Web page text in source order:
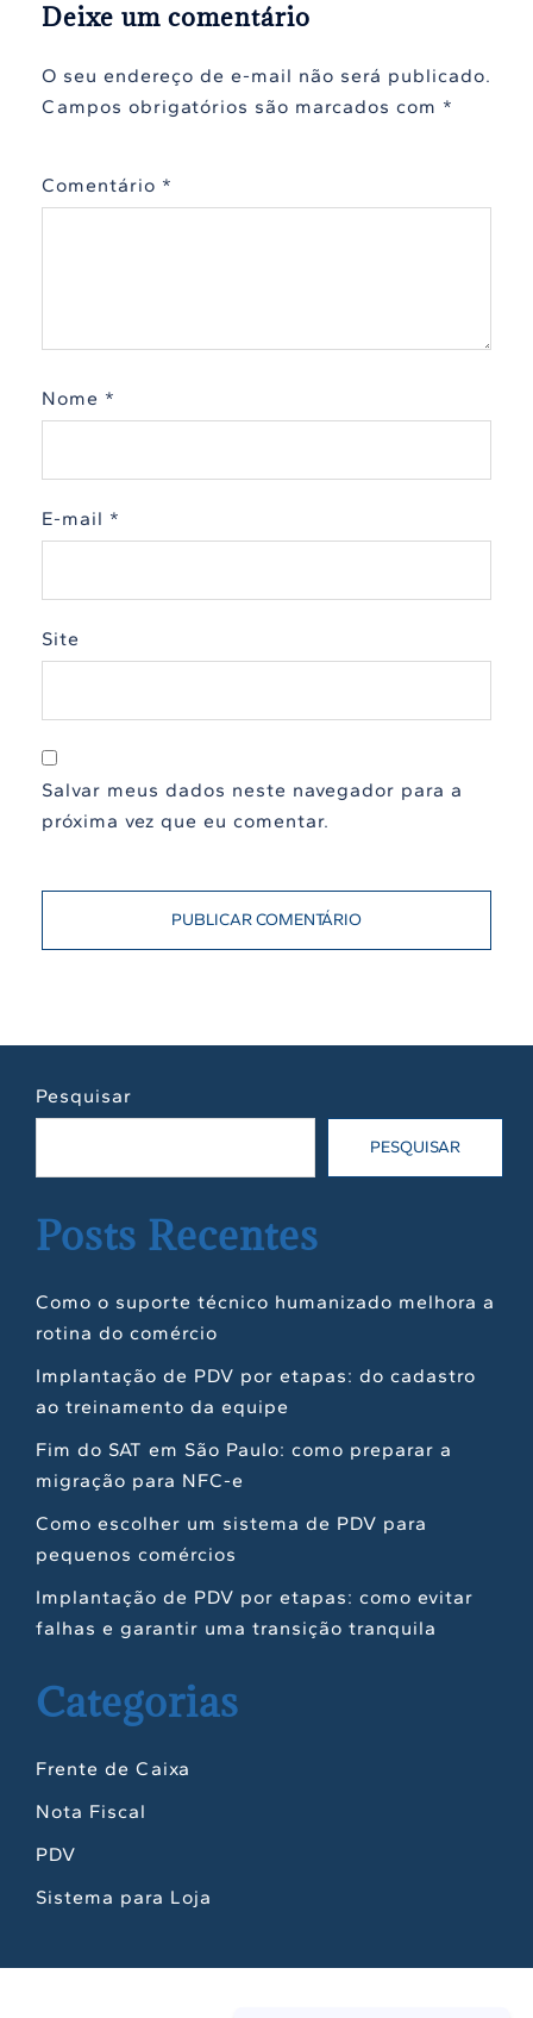
Deixe um comentário
O seu endereço de e-mail não será publicado.
Campos obrigatórios são marcados com *
Comentário *
Nome *
E-mail *
Site
Salvar meus dados neste navegador para a
próxima vez que eu comentar.
Pesquisar
PESQUISAR
Posts Recentes
Como o suporte técnico humanizado melhora a
rotina do comércio
Implantação de PDV por etapas: do cadastro
ao treinamento da equipe
Fim do SAT em São Paulo: como preparar a
migração para NFC-e
Como escolher um sistema de PDV para
pequenos comércios
Implantação de PDV por etapas: como evitar
falhas e garantir uma transição tranquila
Categorias
Frente de Caixa
Nota Fiscal
PDV
Sistema para Loja